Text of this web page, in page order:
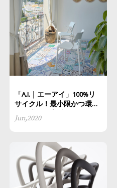
「A.I.｜エーアイ」100%リ
サイクル！最小限かつ環境
に配慮した素材
Jun,2020